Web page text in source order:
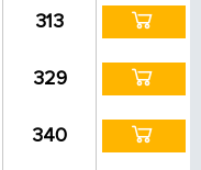
313
329
340